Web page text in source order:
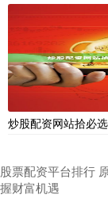
炒股配资网站拾必
股票配资平台排行
握财富机遇